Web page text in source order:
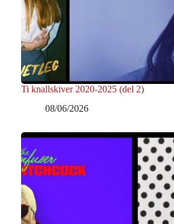
Ti knallskiver 2020-2025 (del 2)
08/06/2026